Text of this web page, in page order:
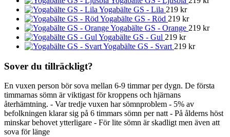
Yogabälte GS - Lila 219 kr
Yogabälte GS - Röd 219 kr
Yogabälte GS - Orange 219 kr
Yogabälte GS - Gul 219 kr
Yogabälte GS - Svart 219 kr
Sover du tillräckligt?
En vuxen person bör sova mellan 6-9 timmar per dygn. De första
timmarnas sömn är viktigast för kroppens och hjärnans
återhämtning. - Var tredje vuxen har sömnproblem - 5% av
befolkningen klarar sig på 6 timmars sömn per natt - På ålderns höst
minskar behovet ytterligare - För lite sömn är skadligt men även att
sova för länge